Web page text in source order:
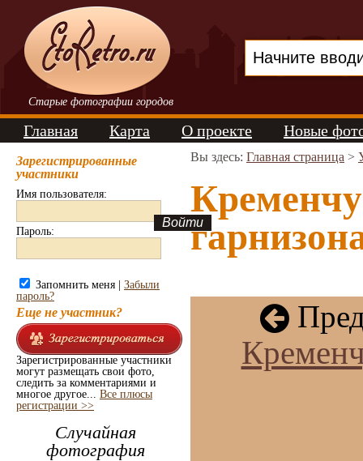
Старые фотографии городов
Главная Карта О проекте Новые
Зарегистрированные
участники
Имя пользователя:
Пароль:
Запомнить меня | Забыли
пароль?
Еще не участник?
Зарегистрированные участники
могут размещать свои фото,
следить за комментариями и
многое другое... Все плюсы
регистрации >>
Случайная
фотография
Вы здесь: Главная страница >